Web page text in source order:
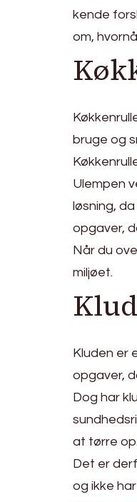
kende
om,
bruge og
Ulempen
løsning,
opgaver,
Når du
miljøet.
Kluden er
opgaver,
Dog har
at tørre op.
Det er
og ikke